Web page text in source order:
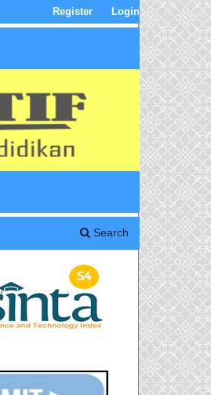
Search
Register Login